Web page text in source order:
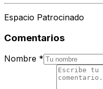
Espacio Patrocinado
Comentarios
Nombre *